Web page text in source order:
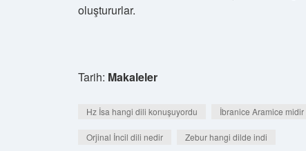
oluştururlar.
Tarih: Makaleler
Hz İsa hangi dili konuşuyordu İbranice Aramice midir
Orjinal İncil dili nedir Zebur hangi dilde indi